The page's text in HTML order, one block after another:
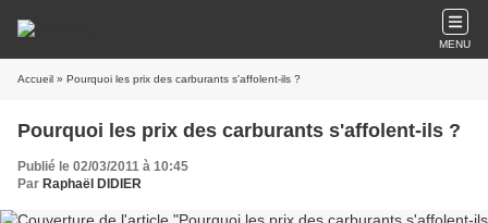
MENU
Accueil » Pourquoi les prix des carburants s'affolent-ils ?
Pourquoi les prix des carburants s'affolent-ils ?
Publié le 02/03/2011 à 10:45
Par Raphaël DIDIER